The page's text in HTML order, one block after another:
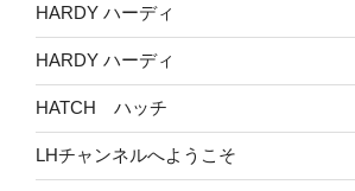
HARDY ハーディ
HARDY ハーディ
HATCH ハッチ
LHチャンネルへようこそ